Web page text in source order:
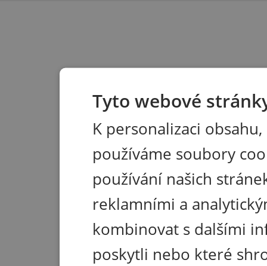
Tyto webové
K personalizaci
používáme soubory
používání našich
reklamními a
kombinovat s dalšími
poskytli nebo které